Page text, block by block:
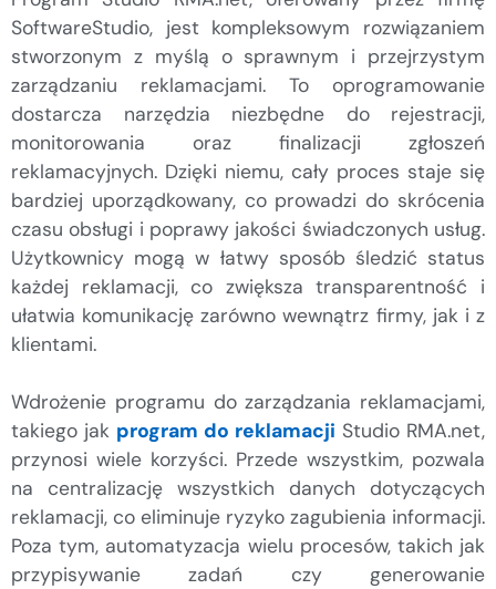
SoftwareStudio, jest kompleksowym rozwiązaniem
stworzonym z myślą o sprawnym i przejrzystym
zarządzaniu reklamacjami. To oprogramowanie
dostarcza narzędzia niezbędne do rejestracji,
monitorowania oraz finalizacji zgłoszeń
reklamacyjnych. Dzięki niemu, cały proces staje się
bardziej uporządkowany, co prowadzi do skrócenia
czasu obsługi i poprawy jakości świadczonych usług.
Użytkownicy mogą w łatwy sposób śledzić status
każdej reklamacji, co zwiększa transparentność i
ułatwia komunikację zarówno wewnątrz firmy, jak i z
klientami.
Wdrożenie programu do zarządzania reklamacjami,
takiego jak program do reklamacji Studio RMA.net,
przynosi wiele korzyści. Przede wszystkim, pozwala
na centralizację wszystkich danych dotyczących
reklamacji, co eliminuje ryzyko zagubienia informacji.
Poza tym, automatyzacja wielu procesów, takich jak
przypisywanie zadań czy generowanie